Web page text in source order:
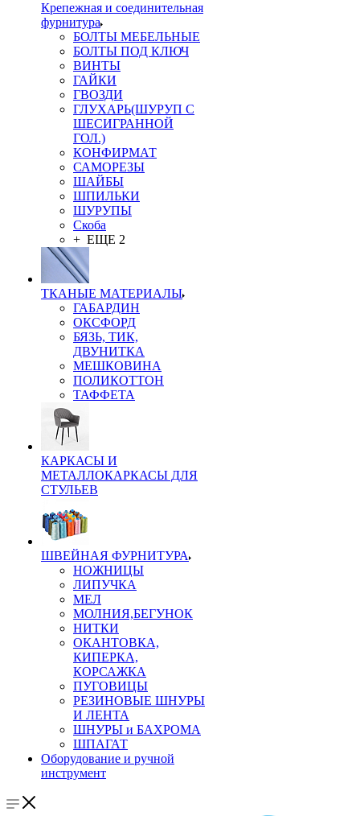
Крепежная и соединительная
фурнитура
БОЛТЫ МЕБЕЛЬНЫЕ
БОЛТЫ ПОД КЛЮЧ
ВИНТЫ
ГАЙКИ
ГВОЗДИ
ГЛУХАРЬ(ШУРУП С
ШЕСИГРАННОЙ
ГОЛ.)
КОНФИРМАТ
САМОРЕЗЫ
ШАЙБЫ
ШПИЛЬКИ
ШУРУПЫ
Скоба
+ ЕЩЕ 2
ТКАНЫЕ МАТЕРИАЛЫ
ГАБАРДИН
ОКСФОРД
БЯЗЬ, ТИК,
ДВУНИТКА
МЕШКОВИНА
ПОЛИКОТТОН
ТАФФЕТА
КАРКАСЫ И
МЕТАЛЛОКАРКАСЫ ДЛЯ
СТУЛЬЕВ
ШВЕЙНАЯ ФУРНИТУРА
НОЖНИЦЫ
ЛИПУЧКА
МЕЛ
МОЛНИЯ,БЕГУНОК
НИТКИ
ОКАНТОВКА,
КИПЕРКА,
КОРСАЖКА
ПУГОВИЦЫ
РЕЗИНОВЫЕ ШНУРЫ
И ЛЕНТА
ШНУРЫ и БАХРОМА
ШПАГАТ
Оборудование и ручной
инструмент